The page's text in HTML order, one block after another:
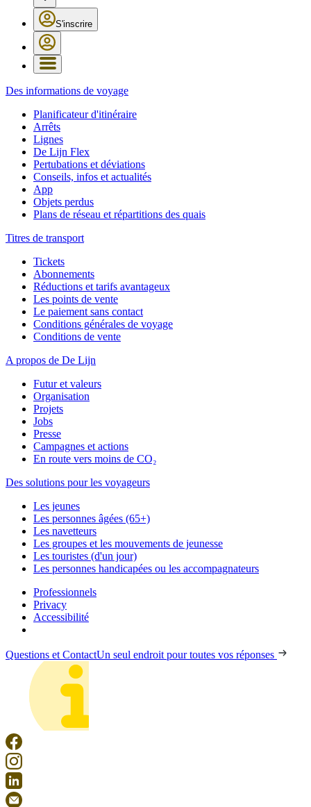
S'inscrire
Des informations de voyage
Planificateur d'itinéraire
Arrêts
Lignes
De Lijn Flex
Pertubations et déviations
Conseils, infos et actualités
App
Objets perdus
Plans de réseau et répartitions des quais
Titres de transport
Tickets
Abonnements
Réductions et tarifs avantageux
Les points de vente
Le paiement sans contact
Conditions générales de voyage
Conditions de vente
A propos de De Lijn
Futur et valeurs
Organisation
Projets
Jobs
Presse
Campagnes et actions
En route vers moins de CO₂
Des solutions pour les voyageurs
Les jeunes
Les personnes âgées (65+)
Les navetteurs
Les groupes et les mouvements de jeunesse
Les touristes (d'un jour)
Les personnes handicapées ou les accompagnateurs
Professionnels
Privacy
Accessibilité
Questions et ContactUn seul endroit pour toutes vos réponses